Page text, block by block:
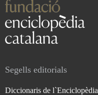
Segells editorials
Diccionaris de l`Enciclopèdia